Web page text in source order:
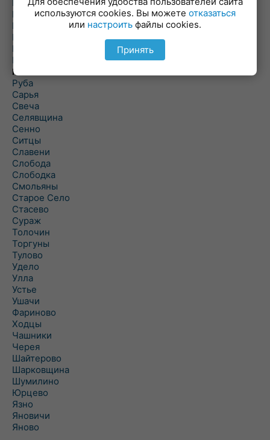
Повятье
Погоща
Подсвилье
Полоцк
Поставы
Прозороки
Россоны
Руба
Сарья
Свеча
Селявщина
Сенно
Ситцы
Славени
Слобода
Слободка
Смольяны
Старое Село
Стасево
Сураж
Толочин
Торгуны
Тулово
Удело
Улла
Устье
Ушачи
Фариново
Ходцы
Чашники
Черея
Шайтерово
Шарковщина
Шумилино
Юрцево
Язно
Яновичи
Яново
используются cookies. Вы можете отказаться
или настроить файлы cookies.
Принять